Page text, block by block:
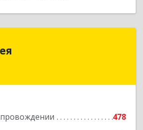
478
обл, Смоленск г, Раевского